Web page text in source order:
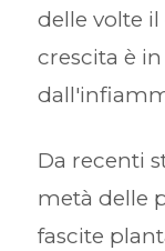
delle volte il
crescita è
Da recenti
metà delle
fascite